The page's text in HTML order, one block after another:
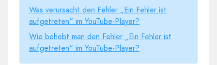
Was verursacht den Fehler „Ein Fehler ist
aufgetreten“ im YouTube-Player?
Wie behebt man den Fehler „Ein Fehler ist
aufgetreten“ im YouTube-Player?